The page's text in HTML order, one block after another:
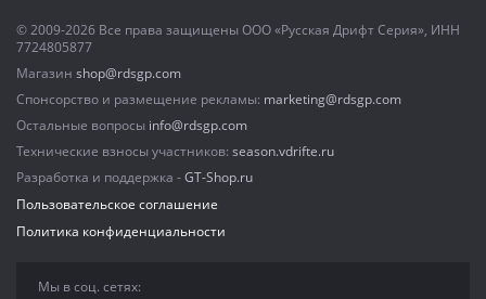
© 2009-2026 Все права защищены ООО «Русская Дрифт Серия», ИНН
7724805877
Магазин shop@rdsgp.com
Спонсорство и размещение рекламы: marketing@rdsgp.com
Остальные вопросы info@rdsgp.com
Технические взносы участников: season.vdrifte.ru
Разработка и поддержка -GT-Shop.ru
Пользовательское соглашение
Политика конфиденциальности
Мы в соц. сетях: